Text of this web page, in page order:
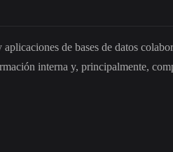
de bases de datos
interna y, principalmente,